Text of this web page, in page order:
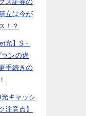
立は今が
！？
光】S・
ンの違
手続きの
光キャッシ
注意点】